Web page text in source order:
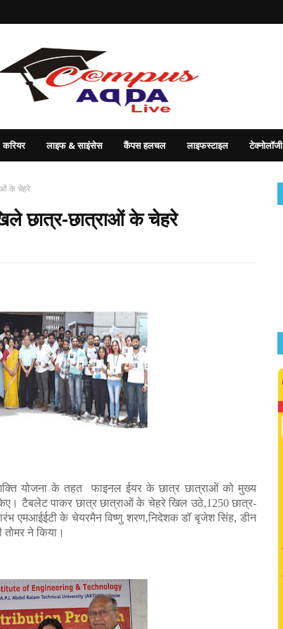
करियर लाइफ & साइंसेस कैंपस हलचल लाइफस्टाइल टेक्नोलॉजी
के चेहरे
छात्र-छात्राओं के चेहरे
योजना के तहत फाइनल ईयर के छात्र छात्राओं को मुख्य
टैबलेट पाकर छात्र छात्राओं के चेहरे खिल उठे,1250 छात्र-
एमआईईटी के चेयरमैन विष्णु शरण,निदेशक डॉ बृजेश सिंह, डीन
ने किया।